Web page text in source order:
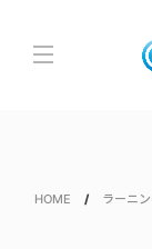
HOME ラーニ